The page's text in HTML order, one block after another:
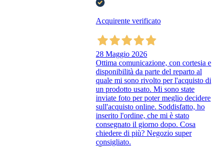
Acquirente verificato
28 Maggio 2026
Ottima comunicazione, con cortesia e
disponibilità da parte del reparto al
quale mi sono rivolto per l'acquisto di
un prodotto usato. Mi sono state
inviate foto per poter meglio decidere
sull'acquisto online. Soddisfatto, ho
inserito l'ordine, che mi è stato
consegnato il giorno dopo. Cosa
chiedere di più? Negozio super
consigliato.